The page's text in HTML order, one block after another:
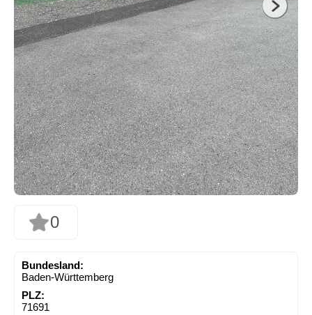
0
Bundesland:
Baden-Württemberg
PLZ:
71691